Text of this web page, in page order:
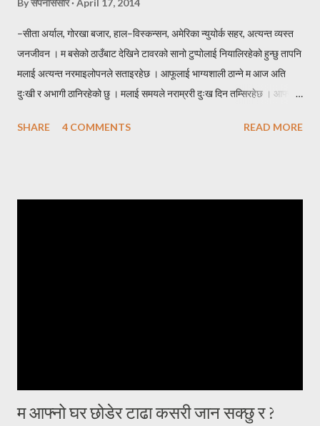
Byसपनासंसार April 17, 2014
–सीता अर्याल, गोरखा बजार, हाल–विस्कन्सन, अमेरिका न्युयोर्क सहर, अत्यन्त व्यस्त
जनजीवन । म बसेको ठाउँबाट देखिने टावरको सानो टुप्पोलाई नियालिरहेको हुन्छु तापनि
मलाई अत्यन्त नरमाइलोपनले सताइरहेछ । आफूलाई भाग्यशाली ठान्ने म आज अति
दुःखी र अभागी ठानिरहेको छु । मलाई समयले नराम्ररी दुःख दिन तम्सिरहेछ । आफ्नो
। उसकी आमालाई सम्झाउन त झन् मलाई हम्मे हम्मे नै परेको थियो । घरमा जम्मा दुई
SHARE 4 COMMENTS READ MORE
म आफ्नो घर छोडेर टाढा कसरी जान सक्छु र ?